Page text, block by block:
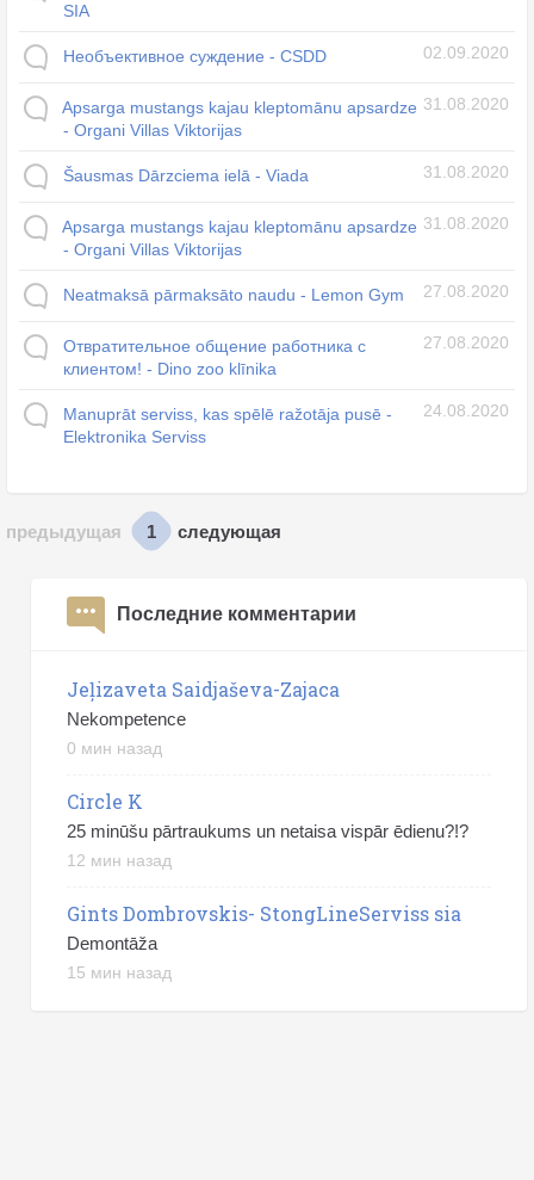
SIA
Необъективное суждение - CSDD 02.09.2020
Apsarga mustangs kajau kleptomānu apsardze
- Organi Villas Viktorijas
31.08.2020
Šausmas Dārzciema ielā - Viada 31.08.2020
Apsarga mustangs kajau kleptomānu apsardze
- Organi Villas Viktorijas
31.08.2020
Neatmaksā pārmaksāto naudu - Lemon Gym 27.08.2020
Отвратительное общение работника с
клиентом! - Dino zoo klīnika
27.08.2020
Manuprāt serviss, kas spēlē ražotāja pusē -
Elektronika Serviss
24.08.2020
предыдущая 1 следующая
Последние комментарии
Jeļizaveta Saidjaševa-Zajaca
Nekompetence
0 мин назад
Circle K
25 minūšu pārtraukums un netaisa vispār ēdienu?!?
12 мин назад
Gints Dombrovskis- StongLineServiss sia
Demontāža
15 мин назад